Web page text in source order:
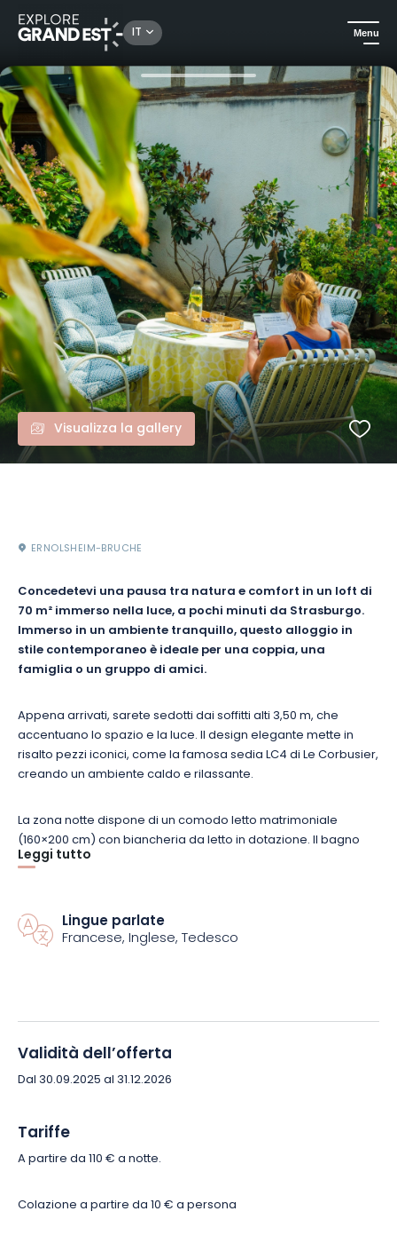
IT Menu
Bed and breakfast Un soggiorno rilassante in un loft vicino a Strasburgo
Visualizza la gallery
ERNOLSHEIM-BRUCHE
Concedetevi una pausa tra natura e comfort in un loft di
70 m² immerso nella luce, a pochi minuti da Strasburgo.
Immerso in un ambiente tranquillo, questo alloggio in
stile contemporaneo è ideale per una coppia, una
famiglia o un gruppo di amici.
Appena arrivati, sarete sedotti dai soffitti alti 3,50 m, che
accentuano lo spazio e la luce. Il design elegante mette in
risalto pezzi iconici, come la famosa sedia LC4 di Le Corbusier,
creando un ambiente caldo e rilassante.
La zona notte dispone di un comodo letto matrimoniale
(160×200 cm) con biancheria da letto in dotazione. Il bagno
interno funzionale e ben attrezzato e la moderna cucina, che
giornata alla scoperta dell'Alsazia.
Prenotate subito questo loft indipendente e di design come
Leggi tutto
Lingue parlate
Francese, Inglese, Tedesco
Validità dell’offerta
Dal 30.09.2025 al 31.12.2026
Tariffe
A partire da 110 € a notte.
Colazione a partire da 10 € a persona